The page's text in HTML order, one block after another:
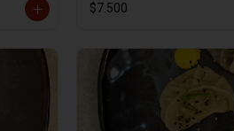
$7.500